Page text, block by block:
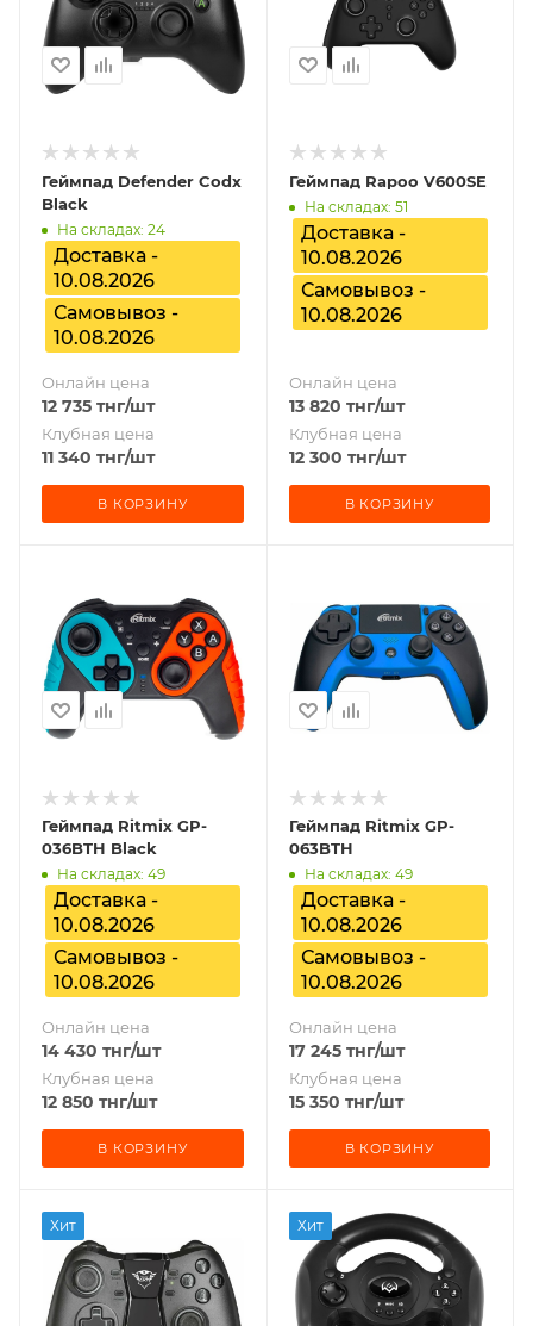
Геймпад Defender Codx
Black
На складах: 24
Доставка -
10.08.2026
Самовывоз -
10.08.2026
Онлайн цена
12 735 тнг/шт
Клубная цена
11 340 тнг/шт
В КОРЗИНУ
Геймпад Rapoo V600SE
На складах: 51
Доставка -
10.08.2026
Самовывоз -
10.08.2026
Онлайн цена
13 820 тнг/шт
Клубная цена
12 300 тнг/шт
В КОРЗИНУ
Геймпад Ritmix GP-
036BTH Black
На складах: 49
Доставка -
10.08.2026
Самовывоз -
10.08.2026
Онлайн цена
14 430 тнг/шт
Клубная цена
12 850 тнг/шт
В КОРЗИНУ
Геймпад Ritmix GP-
063BTH
На складах: 49
Доставка -
10.08.2026
Самовывоз -
10.08.2026
Онлайн цена
17 245тнг/шт
Клубная цена
15 350 тнг/шт
В КОРЗИНУ
Хит Хит